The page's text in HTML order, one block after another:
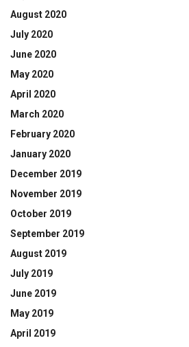
August 2020
July 2020
June 2020
May 2020
April 2020
March 2020
February 2020
January 2020
December 2019
November 2019
October 2019
September 2019
August 2019
July 2019
June 2019
May 2019
April 2019